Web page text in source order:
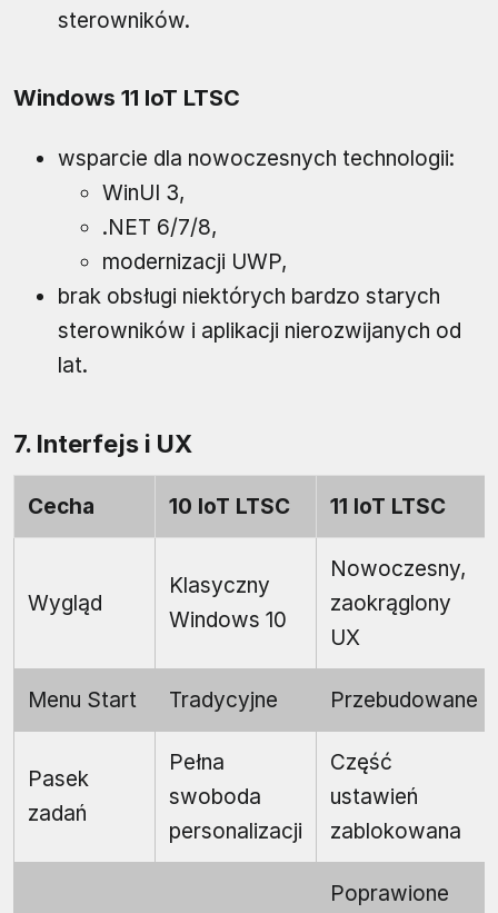
sterowników.
Windows 11 IoT LTSC
wsparcie dla nowoczesnych technologii:
WinUI 3,
.NET 6/7/8,
modernizacji UWP,
brak obsługi niektórych bardzo starych
sterowników i aplikacji nierozwijanych od
lat.
7. Interfejs i UX
Cecha 10 IoT LTSC 11 IoT LTSC
Wygląd
Klasyczny
Windows 10
Nowoczesny,
zaokrąglony
UX
Menu Start Tradycyjne Przebudowane
Pasek
zadań
Pełna
swoboda
personalizacji
Część
ustawień
zablokowana
Poprawione